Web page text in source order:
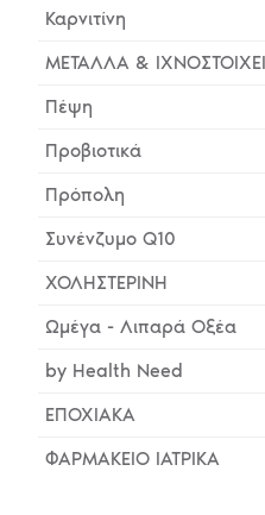
Καρνιτίνη
ΜΕΤΑΛΛΑ &
Πέψη
Προβιοτικά
Πρόπολη
Συνένζυμο Q10
ΧΟΛΗΣΤΕΡΙΝΗ
Ωμέγα - Λιπαρά Οξέα
by Health Need
ΕΠΟΧΙΑΚΑ
ΦΑΡΜΑΚΕΙΟ ΙΑΤΡΙΚΑ